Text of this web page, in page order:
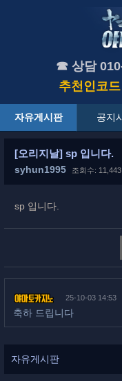
☎ 상담
추천인코드
자유게시판 공지
[오리지날] sp 입니다.
syhun1995 조회수: 11,443
sp 입니다.
25-10-03 14:53
축하 드립니다
자유게시판